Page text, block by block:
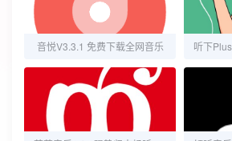
音悦V3.3.1 免费下载全网音乐